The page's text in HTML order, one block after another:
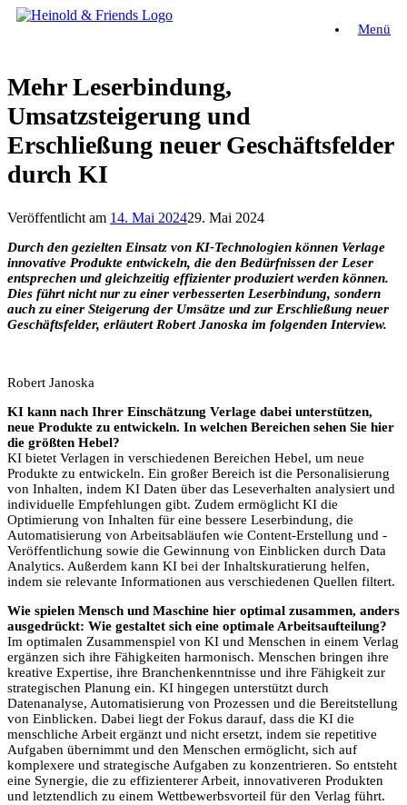
Zum
Menü
Mehr Leserbindung,
Umsatzsteigerung und
Erschließung neuer Geschäftsfelder
durch KI
Veröffentlicht am 14. Mai 202429. Mai 2024
Durch den gezielten Einsatz von KI-Technologien können Verlage
innovative Produkte entwickeln, die den Bedürfnissen der Leser
entsprechen und gleichzeitig effizienter produziert werden können.
Dies führt nicht nur zu einer verbesserten Leserbindung, sondern
auch zu einer Steigerung der Umsätze und zur Erschließung neuer
Geschäftsfelder, erläutert Robert Janoska im folgenden Interview.
Robert Janoska
KI kann nach Ihrer Einschätzung Verlage dabei unterstützen,
neue Produkte zu entwickeln. In welchen Bereichen sehen Sie hier
die größten Hebel?
KI bietet Verlagen in verschiedenen Bereichen Hebel, um neue
Produkte zu entwickeln. Ein großer Bereich ist die Personalisierung
von Inhalten, indem KI Daten über das Leseverhalten analysiert und
individuelle Empfehlungen gibt. Zudem ermöglicht KI die
Optimierung von Inhalten für eine bessere Leserbindung, die
Automatisierung von Arbeitsabläufen wie Content-Erstellung und -
Veröffentlichung sowie die Gewinnung von Einblicken durch Data
Analytics. Außerdem kann KI bei der Inhaltskuratierung helfen,
indem sie relevante Informationen aus verschiedenen Quellen filtert.
Wie spielen Mensch und Maschine hier optimal zusammen, anders
ausgedrückt: Wie gestaltet sich eine optimale Arbeitsaufteilung?
Im optimalen Zusammenspiel von KI und Menschen in einem Verlag
ergänzen sich ihre Fähigkeiten harmonisch. Menschen bringen ihre
kreative Expertise, ihre Branchenkenntnisse und ihre Fähigkeit zur
strategischen Planung ein. KI hingegen unterstützt durch
Datenanalyse, Automatisierung von Prozessen und die Bereitstellung
von Einblicken. Dabei liegt der Fokus darauf, dass die KI die
menschliche Arbeit ergänzt und nicht ersetzt, indem sie repetitive
Aufgaben übernimmt und den Menschen ermöglicht, sich auf
komplexere und strategische Aufgaben zu konzentrieren. So entsteht
eine Synergie, die zu effizienterer Arbeit, innovativeren Produkten
und letztendlich zu einem Wettbewerbsvorteil für den Verlag führt.